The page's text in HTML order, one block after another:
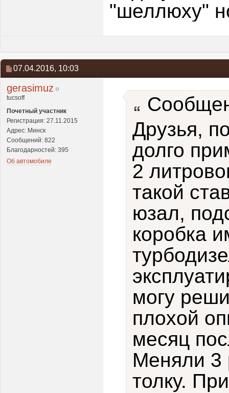
"шеллюху"
07.04.2016, 10:03
gerasimuz
tucsoff
Почетный участник
Регистрация: 27.11.2015
Адрес: Минск
Сообщений: 822
Благодарностей: 395
Об автомобиле
Друзья,
долго
2
такой
юзал,
коробка
могу
плохой
месяц
Меняли 3
толку.